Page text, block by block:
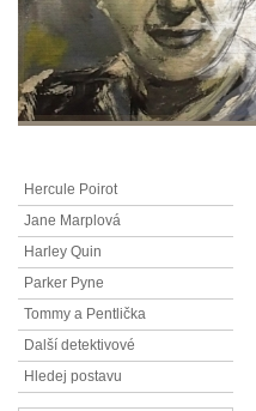
Hercule Poirot
Jane Marplová
Harley Quin
Parker Pyne
Tommy a Pentlička
Další detektivové
Hledej postavu